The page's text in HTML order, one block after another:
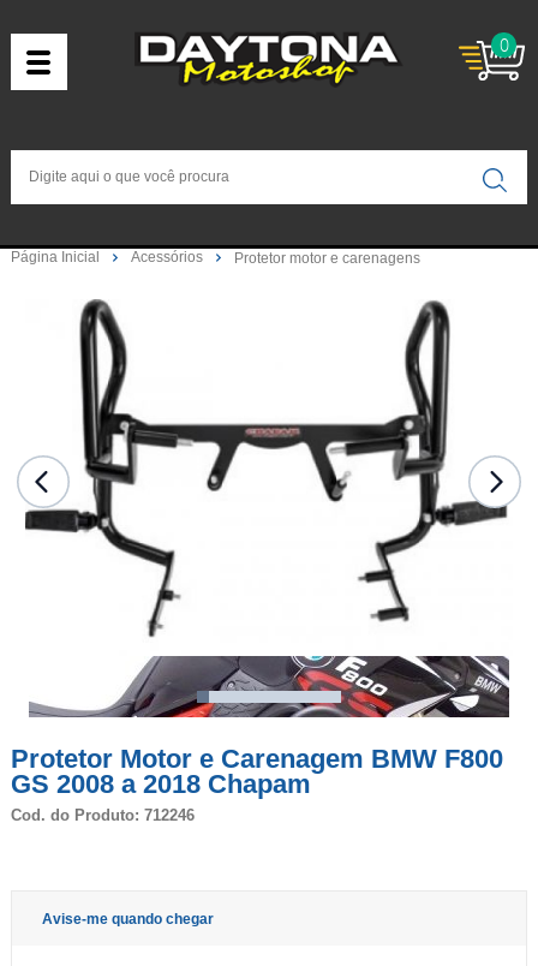
0
Página Inicial Acessórios Protetor motor e carenagens
Protetor Motor e Carenagem BMW F800
GS 2008 a 2018 Chapam
Cod. do Produto: 712246
Avise-me quando chegar